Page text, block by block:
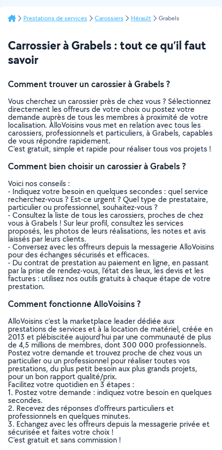
Prestations de services Carossiers Hérault Grabels
Carrossier à Grabels : tout ce qu’il faut
savoir
Comment trouver un carossier à Grabels ?
Vous cherchez un carossier près de chez vous ? Sélectionnez
directement les offreurs de votre choix ou postez votre
demande auprès de tous les membres à proximité de votre
localisation. AlloVoisins vous met en relation avec tous les
carossiers, professionnels et particuliers, à Grabels, capables
de vous répondre rapidement.
C’est gratuit, simple et rapide pour réaliser tous vos projets !
Comment bien choisir un carossier à Grabels ?
Voici nos conseils :
- Indiquez votre besoin en quelques secondes : quel service
recherchez-vous ? Est-ce urgent ? Quel type de prestataire,
particulier ou professionnel, souhaitez-vous ?
- Consultez la liste de tous les carossiers, proches de chez
vous à Grabels ! Sur leur profil, consultez les services
proposés, les photos de leurs réalisations, les notes et avis
laissés par leurs clients.
- Conversez avec les offreurs depuis la messagerie AlloVoisins
pour des échanges sécurisés et efficaces.
- Du contrat de prestation au paiement en ligne, en passant
par la prise de rendez-vous, l’état des lieux, les devis et les
factures : utilisez nos outils gratuits à chaque étape de votre
prestation.
Comment fonctionne AlloVoisins ?
AlloVoisins c’est la marketplace leader dédiée aux
prestations de services et à la location de matériel, créée en
2013 et plébiscitée aujourd’hui par une communauté de plus
de 4,5 millions de membres, dont 300 000 professionnels.
Postez votre demande et trouvez proche de chez vous un
particulier ou un professionnel pour réaliser toutes vos
prestations, du plus petit besoin aux plus grands projets,
pour un bon rapport qualité/prix.
Facilitez votre quotidien en 3 étapes :
1. Postez votre demande : indiquez votre besoin en quelques
secondes.
2. Recevez des réponses d’offreurs particuliers et
professionnels en quelques minutes.
3. Echangez avec les offreurs depuis la messagerie privée et
sécurisée et faites votre choix !
C’est gratuit et sans commission !